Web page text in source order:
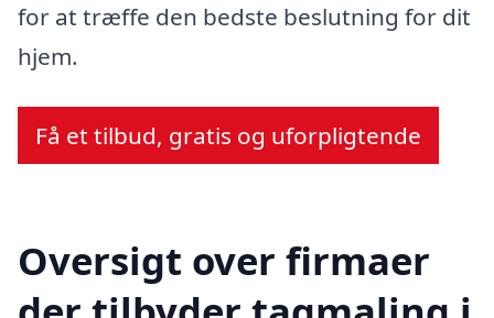
for at træffe den bedste beslutning for dit
hjem.
Få et tilbud, gratis og uforpligtende
Oversigt over firmaer